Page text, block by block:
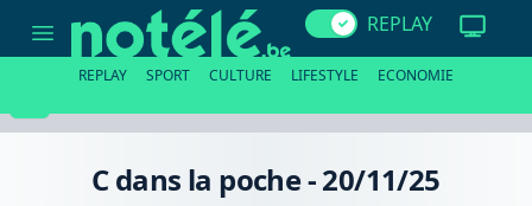
REPLAY
REPLAY SPORT CULTURE LIFESTYLE ECONOMIE
C dans la poche - 20/11/25